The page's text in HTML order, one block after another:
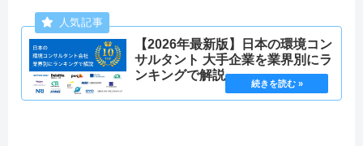
【2026年最新版】日本の環境コン
サルタント 大手企業を業界別にラ
ンキングで解説